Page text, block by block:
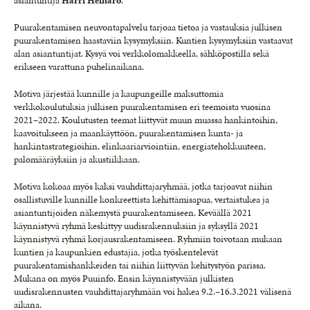
Puurakentamisen neuvontapalvelu tarjoaa tietoa ja vastauksia julkisen
puurakentamisen haastaviin kysymyksiin. Kuntien kysymyksiin vastaavat
alan asiantuntijat. Kysyä voi verkkolomakkeella, sähköpostilla sekä
erikseen varattuna puhelinaikana.
Motiva järjestää kunnille ja kaupungeille maksuttomia
verkkokoulutuksia julkisen puurakentamisen eri teemoista vuosina
2021–2022. Koulutusten teemat liittyvät muun muassa hankintoihin,
kaavoitukseen ja maankäyttöön, puurakentamisen kunta- ja
hankintastrategioihin, elinkaariarviointiin, energiatehokkuuteen,
palomääräyksiin ja akustiikkaan.
Motiva kokoaa myös kaksi vauhdittajaryhmää, jotka tarjoavat niihin
osallistuville kunnille konkreettista kehittämisapua, vertaistukea ja
asiantuntijoiden näkemystä puurakentamiseen. Keväällä 2021
käynnistyvä ryhmä keskittyy uudisrakennuksiin ja syksyllä 2021
käynnistyvä ryhmä korjausrakentamiseen. Ryhmiin toivotaan mukaan
kuntien ja kaupunkien edustajia, jotka työskentelevät
puurakentamishankkeiden tai niihin liittyvän kehitystyön parissa.
Mukana on myös Puuinfo. Ensin käynnistyvään julkisten
uudisrakennusten vauhdittajaryhmään voi hakea 9.2.–16.3.2021 välisenä
aikana.